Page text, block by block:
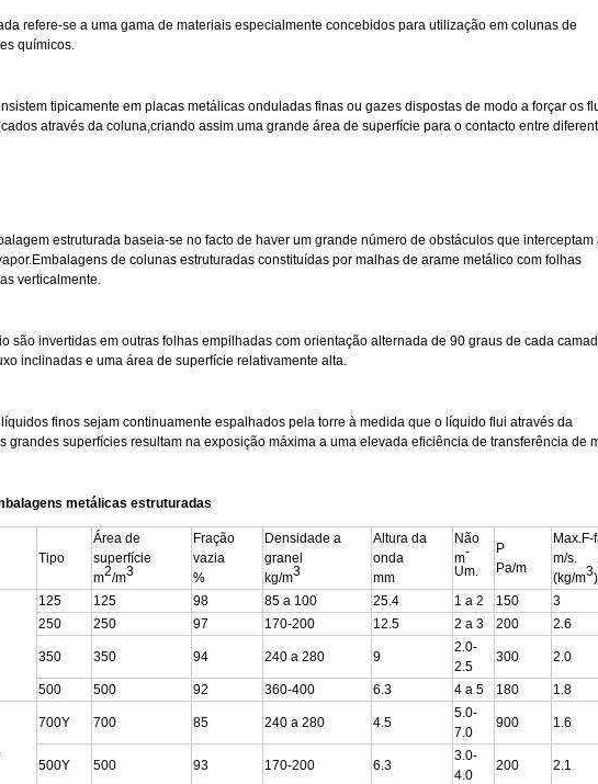
refere-se a uma gama de materiais especialmente concebidos para utilização em colunas de
químicos.
tipicamente em placas metálicas onduladas finas ou gazes dispostas de modo a forçar os
através da coluna,criando assim uma grande área de superfície para o contacto entre
estruturada baseia-se no facto de haver um grande número de obstáculos que interceptam
de colunas estruturadas constituídas por malhas de arame metálico com folhas
verticalmente.
são invertidas em outras folhas empilhadas com orientação alternada de 90 graus de cada
inclinadas e uma área de superfície relativamente alta.
finos sejam continuamente espalhados pela torre à medida que o líquido flui através da
grandes superfícies resultam na exposição máxima a uma elevada eficiência de transferência de
metálicas estruturadas
Tipo
Área de
superfície
m2/m3
Fração
vazia
%
Densidade a
granel
kg/m3
Altura da
onda
mm
Não
m-
Um.
P
Pa/m
Max.F-
m/s.
(kg/m3)
125 125 98 85 a 100 25.4 1 a 2 150
3
250
250 97 170-200 12.5 2 a 3 200 2.6
350 350 94 240 a 280 9
2.0-
2.5
300 2.0
500 500 92 360-400 6.3 4 a 5 180 1.8
700Y 700 85 240 a 280 4.5
5.0-
7.0
900 1.6
500Y 500 93 170-200 6.3
3.0-
4.0
200 2.1